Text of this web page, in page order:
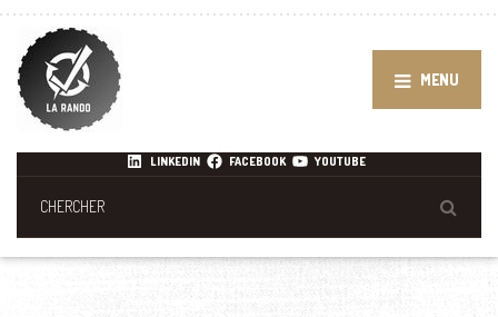
MENU
LINKEDIN FACEBOOK YOUTUBE